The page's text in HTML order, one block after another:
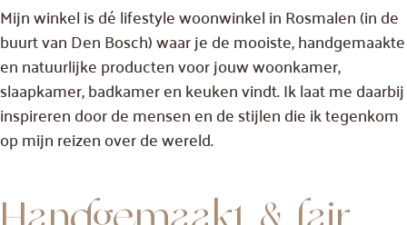
Mijn winkel is dé lifestyle woonwinkel in Rosmalen (in de
buurt van Den Bosch) waar je de mooiste, handgemaakte
en natuurlijke producten voor jouw woonkamer,
slaapkamer, badkamer en keuken vindt. Ik laat me daarbij
inspireren door de mensen en de stijlen die ik tegenkom
op mijn reizen over de wereld.